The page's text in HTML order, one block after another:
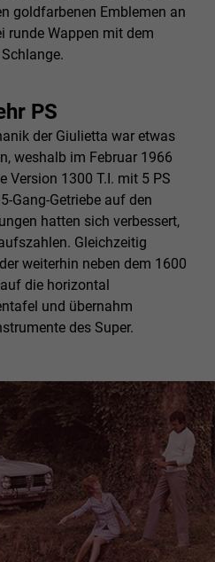
goldfarbenen Emblemen an
runde Wappen mit dem
PS
der Giulietta war etwas
weshalb im Februar 1966
Version 1300 T.I. mit 5 PS
Gang-Getriebe auf den
hatten sich verbessert,
Gleichzeitig
weiterhin neben dem 1600
die horizontal
und übernahm
des Super.